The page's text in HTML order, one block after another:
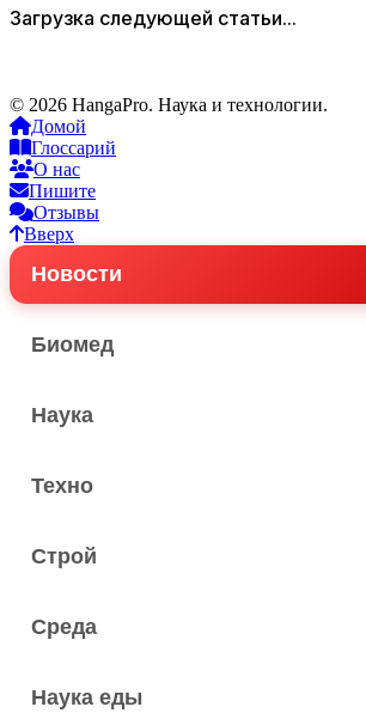
Загрузка следующей статьи...
© 2026 HangaPro. Наука и технологии.
Домой
Глоссарий
О нас
Пишите
Отзывы
Вверх
Новости
Биомед
Наука
Техно
Строй
Среда
Наука еды